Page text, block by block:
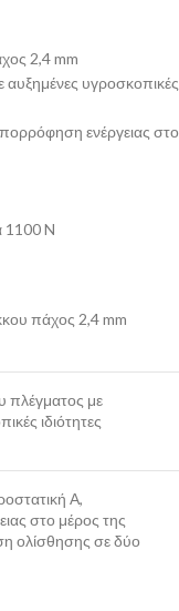
2,4 mm
αυξημένες υγροσκοπικές
ενέργειας στο
1100 N
πάχος 2,4 mm
πλέγματος με
ιδιότητες
Α,
στο μέρος της
ολίσθησης σε δύο